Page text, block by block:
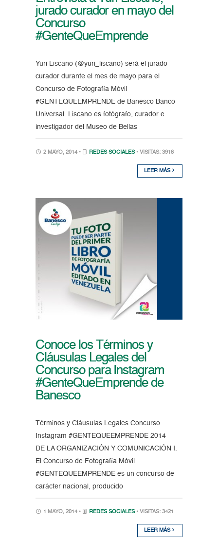
jurado curador en mayo del
Concurso
#GenteQueEmprende
Yuri Liscano (@yuri_liscano) será el jurado
curador durante el mes de mayo para el
Concurso de Fotografía Móvil
#GENTEQUEEMPRENDE de Banesco Banco
Universal. Liscano es fotógrafo, curador e
investigador del Museo de Bellas
2 MAYO, 2014 • REDES SOCIALES • VISITAS: 3918
LEER MÁS
Conoce los Términos y
Cláusulas Legales del
Concurso para Instagram
#GenteQueEmprende de
Banesco
Términos y Cláusulas Legales Concurso
Instagram #GENTEQUEEMPRENDE 2014
DE LA ORGANIZACIÓN Y COMUNICACIÓN I.
El Concurso de Fotografía Móvil
#GENTEQUEEMPRENDE es un concurso de
carácter nacional, producido
1 MAYO, 2014 • REDES SOCIALES • VISITAS: 3421
LEER MÁS